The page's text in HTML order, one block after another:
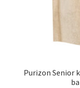
Purizon Senior